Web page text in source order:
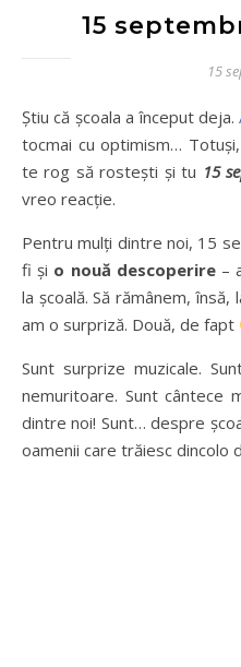
15
15
Ştiu că şcoala a început deja.
tocmai cu optimism…
te rog să rosteşti şi tu 15
vreo reacţie.
Pentru mulţi dintre noi, 15
fi şi o nouă descoperire–
la şcoală. Să rămânem,
am o surpriză. Două, de fapt
Sunt surprize muzicale.
nemuritoare. Sunt cântece
dintre noi! Sunt… despre
oamenii care trăiesc dincolo